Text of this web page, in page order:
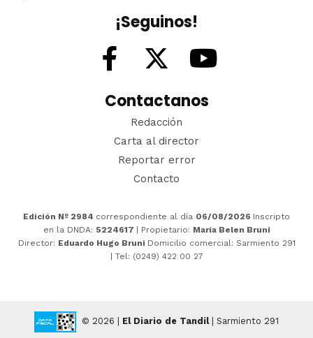
¡Seguinos!
Contactanos
Redacción
Carta al director
Reportar error
Contacto
Edición Nº 2984 correspondiente al día 06/08/2026 Inscripto
en la DNDA: 5224617 | Propietario: María Belen Bruni
Director: Eduardo Hugo Bruni Domicilio comercial: Sarmiento 291
| Tel: (0249) 422 00 27
© 2026 | El Diario de Tandil| Sarmiento 291